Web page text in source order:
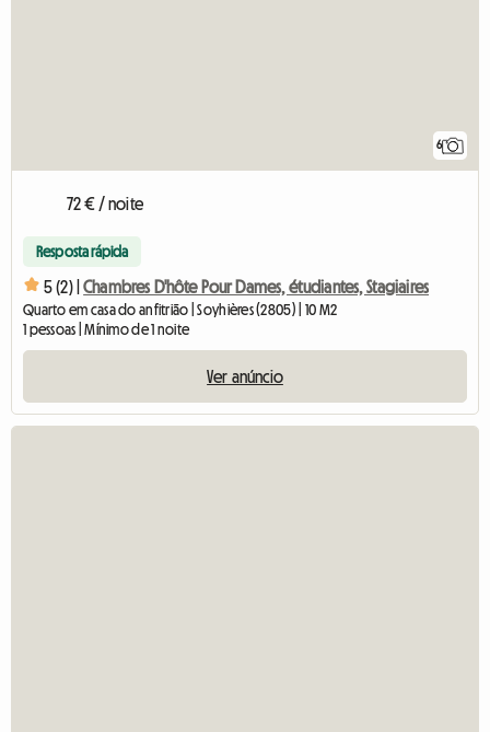
6
72 € / noite
Resposta rápida
5 (2) | Chambres D'hôte Pour Dames, étudiantes, Stagiaires
Quarto em casa do anfitrião | Soyhières (2805) | 10 M2
1 pessoas | Mínimo de 1 noite
Ver anúncio